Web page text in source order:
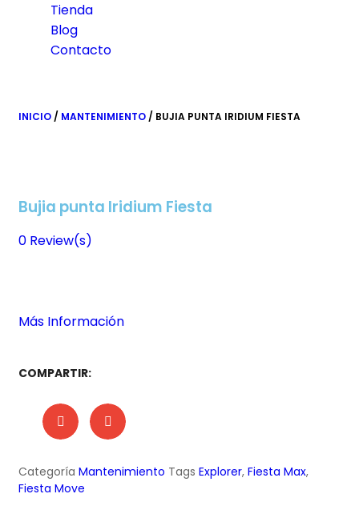
Tienda
Blog
Contacto
INICIO / MANTENIMIENTO / BUJIA PUNTA IRIDIUM FIESTA
Bujia punta Iridium Fiesta
0 Review(s)
Más Información
COMPARTIR:
Categoría Mantenimiento Tags Explorer, Fiesta Max,
Fiesta Move